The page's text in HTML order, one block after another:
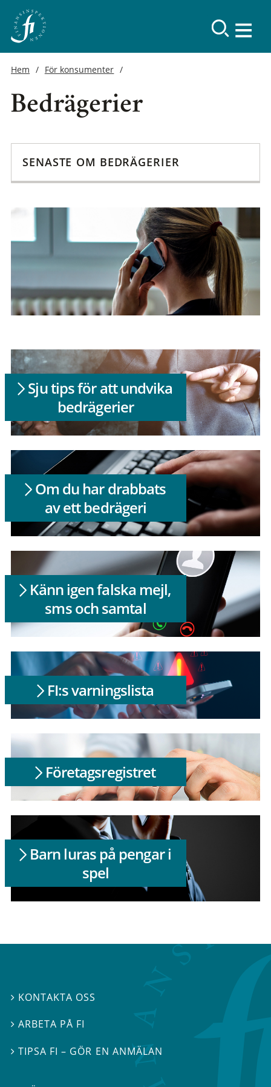
Hem För konsumenter
Bedrägerier
SENASTE OM BEDRÄGERIER
Sju tips för att undvika
bedrägerier
Om du har drabbats
av ett bedrägeri
Känn igen falska mejl,
sms och samtal
FI:s varningslista
Företagsregistret
Barn luras på pengar i
spel
 KONTAKTA OSS
ARBETA PÅ FI
TIPSA FI – GÖR EN ANMÄLAN